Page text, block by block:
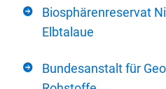
Biosphärenreservat
Elbtalaue
Bundesanstalt für